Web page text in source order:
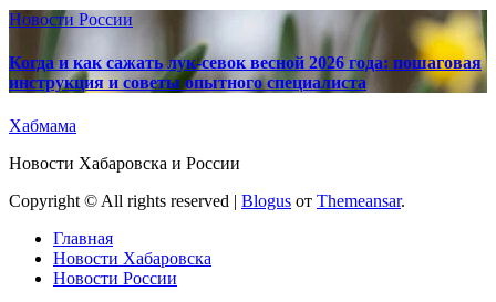
Новости России
Когда и как сажать лук-севок весной 2026 года: пошаговая
инструкция и советы опытного специалиста
Хабмама
Новости Хабаровска и России
Copyright © All rights reserved | Blogus от Themeansar.
Главная
Новости Хабаровска
Новости России